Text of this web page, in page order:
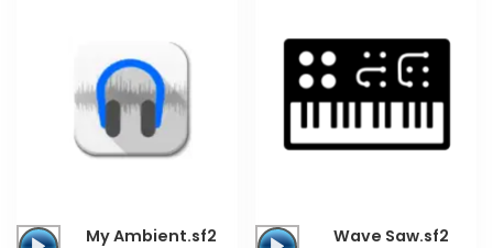
Tocador
My Ambient.sf2
Tocador
Wave Saw.sf2